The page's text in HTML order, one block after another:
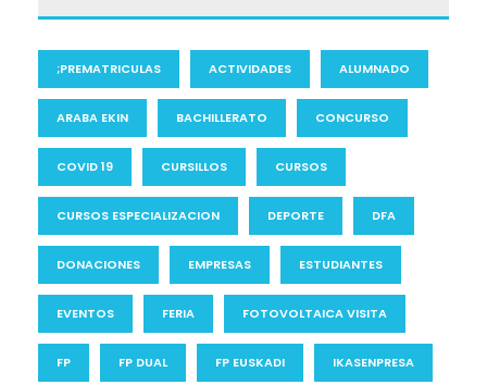
;PREMATRICULAS ACTIVIDADES ALUMNADO
ARABA EKIN BACHILLERATO CONCURSO
COVID 19 CURSILLOS CURSOS
CURSOS ESPECIALIZACION DEPORTE DFA
DONACIONES EMPRESAS ESTUDIANTES
EVENTOS FERIA FOTOVOLTAICA VISITA
FP FP DUAL FP EUSKADI IKASENPRESA